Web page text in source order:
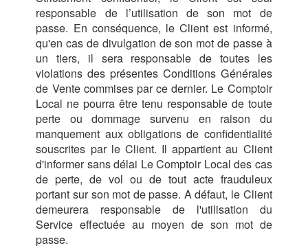
responsable de l’utilisation de son mot de
passe. En conséquence, le Client est informé,
qu'en cas de divulgation de son mot de passe à
un tiers, il sera responsable de toutes les
violations des présentes Conditions Générales
de Vente commises par ce dernier. Le Comptoir
Local ne pourra être tenu responsable de toute
perte ou dommage survenu en raison du
manquement aux obligations de confidentialité
souscrites par le Client. Il appartient au Client
d'informer sans délai Le Comptoir Local des cas
de perte, de vol ou de tout acte frauduleux
portant sur son mot de passe. A défaut, le Client
demeurera responsable de l'utilisation du
Service effectuée au moyen de son mot de
passe.